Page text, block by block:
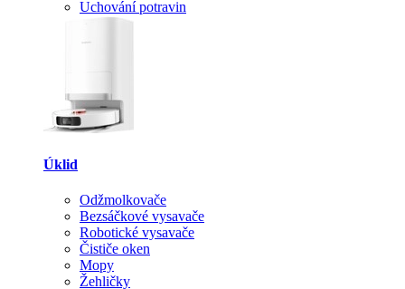
Uchování potravin
Úklid
Odžmolkovače
Bezsáčkové vysavače
Robotické vysavače
Čističe oken
Mopy
Žehličky